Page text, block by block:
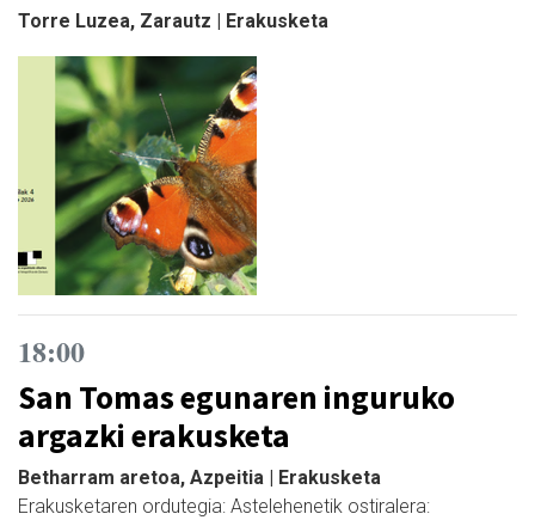
Torre Luzea, Zarautz | Erakusketa
18:00
San Tomas egunaren inguruko
argazki erakusketa
Betharram aretoa, Azpeitia | Erakusketa
Erakusketaren ordutegia: Astelehenetik ostiralera: